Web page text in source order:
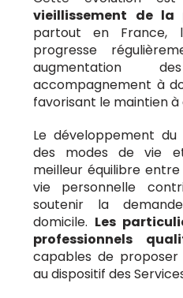
vieillissement de la
partout en France,
progresse
augmentation
accompagnement à
favorisant le maintien à
Le développement du
des modes de vie
meilleur équilibre
vie personnelle
soutenir la
domicile. Les
professionnels
capables de proposer
au dispositif des